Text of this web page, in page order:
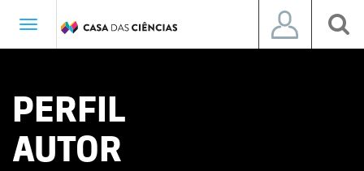
Toggle
PERFIL
AUTOR